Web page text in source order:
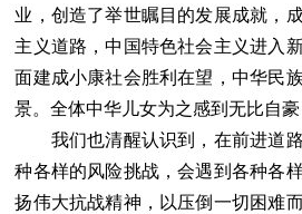
业，创造了举世瞩目的发展成就，
主义道路，中国特色社会主义进入
面建成小康社会胜利在望，中华民
景。全体中华儿女为之感到无比自豪
我们也清醒认识到，在前进道路
种各样的风险挑战，会遇到各种各
扬伟大抗战精神，以压倒一切困难